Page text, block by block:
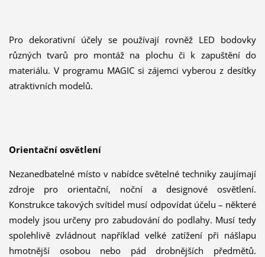
Pro dekorativní účely se používají rovněž LED bodovky
různých tvarů pro montáž na plochu či k zapuštění do
materiálu. V programu MAGIC si zájemci vyberou z desítky
atraktivních modelů.
Orientační osvětlení
Nezanedbatelné místo v nabídce světelné techniky zaujímají
zdroje pro orientační, noční a designové osvětlení.
Konstrukce takových svítidel musí odpovídat účelu – některé
modely jsou určeny pro zabudování do podlahy. Musí tedy
spolehlivě zvládnout například velké zatížení při nášlapu
hmotnější osobou nebo pád drobnějších předmětů.